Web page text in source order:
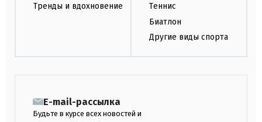
Тренды и вдохновение
Теннис
Биатлон
Другие виды спорта
E-mail-рассылка
Будьте в курсе всех новостей и